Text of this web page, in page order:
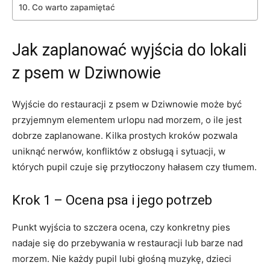
Co warto zapamiętać
Jak zaplanować wyjścia do lokali
z psem w Dziwnowie
Wyjście do restauracji z psem w Dziwnowie może być
przyjemnym elementem urlopu nad morzem, o ile jest
dobrze zaplanowane. Kilka prostych kroków pozwala
uniknąć nerwów, konfliktów z obsługą i sytuacji, w
których pupil czuje się przytłoczony hałasem czy tłumem.
Krok 1 – Ocena psa i jego potrzeb
Punkt wyjścia to szczera ocena, czy konkretny pies
nadaje się do przebywania w restauracji lub barze nad
morzem. Nie każdy pupil lubi głośną muzykę, dzieci